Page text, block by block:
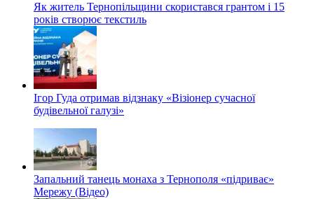
Як житель Тернопільщини скористався грантом і 15
років створює текстиль
Ігор Гуда отримав відзнаку «Візіонер сучасної
будівельної галузі»
Запальний танець монаха з Тернополя «підриває»
Мережу (Відео)